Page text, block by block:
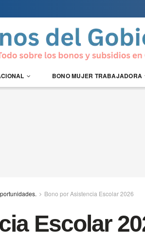
BONO MUJER TRABAJADORA
Bono por Asistencia Escolar 2026
Escolar